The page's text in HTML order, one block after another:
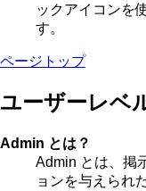
ックアイコンを
す。
ページトップ
ユーザーレベ
Admin とは？
Admin とは、掲
ョンを与えられ